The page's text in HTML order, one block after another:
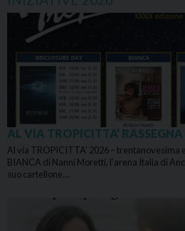
AL VIA TROPICITTA’ RASSEGNA
Al via TROPICITTA’ 2026 – trentanovesima
BIANCA di Nanni Moretti, l’arena Italia di
suo cartellone…